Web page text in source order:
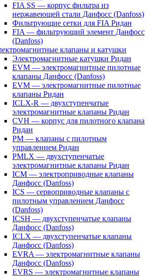
FIA SS — корпус фильтра из
нержавеющей стали Данфосс (Danfoss)
Фильтрующие сетки для FIA Ридан
FIA — фильтрующий элемент Данфосс
(Danfoss)
клапаны и катушки
Электромагнитные катушки Ридан
EVM — электромагнитные пилотные
клапаны Данфосс (Danfoss)
EVM — электромагнитные пилотные
клапаны Ридан
ICLX-R — двухступенчатые
электромагнитные клапаны Ридан
CVH — корпус для пилотного клапана
Ридан
PM — клапаны с пилотным
управлением Ридан
PMLX — двухступенчатые
электромагнитные клапаны Ридан
ICM — электроприводные клапаны
Данфосс (Danfoss)
ICS — сервоприводные клапаны с
пилотным управлением Данфосс
(Danfoss)
ICSH — двухступенчатые клапаны
Данфосс (Danfoss)
ICLX — двухступенчатые клапаны
Данфосс (Danfoss)
EVRA — электромагнитные клапаны
Данфосс (Danfoss)
EVRS — электромагнитные клапаны